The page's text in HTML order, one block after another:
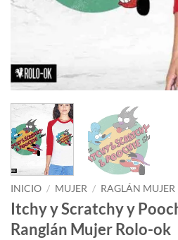
INICIO / MUJER / RAGLÁN MUJER
Itchy y Scratchy y
Ranglán Mujer Rolo-ok